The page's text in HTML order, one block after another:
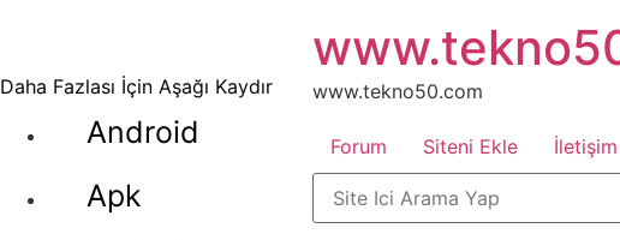
Daha Fazlası İçin Aşağı Kaydır
Android
Apk
atla
www.tekno50.com
Forum Siteni Ekle İletişim